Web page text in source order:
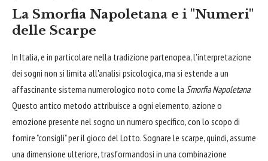
La Smorfia Napoletana e i "Numeri"
delle Scarpe
In Italia, e in particolare nella tradizione partenopea, l'interpretazione
dei sogni non si limita all'analisi psicologica, ma si estende a un
affascinante sistema numerologico noto come la Smorfia Napoletana.
Questo antico metodo attribuisce a ogni elemento, azione o
emozione presente nel sogno un numero specifico, con lo scopo di
fornire "consigli" per il gioco del Lotto. Sognare le scarpe, quindi, assume
una dimensione ulteriore, trasformandosi in una combinazione